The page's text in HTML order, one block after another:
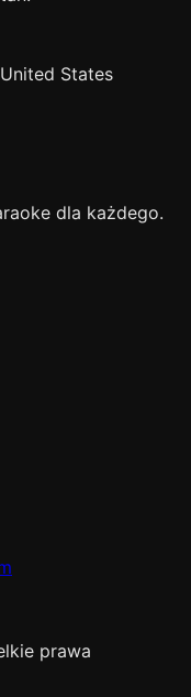
States
dla każdego.
prawa